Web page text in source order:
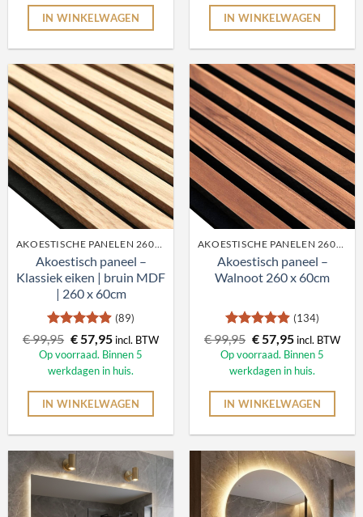
IN WINKELWAGEN IN WINKELWAGEN
AKOESTISCHE PANELEN 260CM
Akoestisch paneel –
Klassiek eiken | bruin MDF
| 260 x 60cm
Gewaardeerd
4.94
uit 5
(89)
€99,95 Oorspronkelijke
prijs
was:
€ 99,95.
€57,95Huidige
prijs
is:
€ 57,95.
incl. BTW
Op voorraad. Binnen 5
werkdagen in huis.
IN WINKELWAGEN
AKOESTISCHE PANELEN 260CM
Akoestisch paneel –
Walnoot 260 x 60cm
Gewaardeerd
4.9
(134)
€99,95 Oorspronkelijke
prijs
was:
€ 99,95.
€57,95Huidige
prijs
is:
€ 57,95.
incl. BTW
Op voorraad. Binnen 5
werkdagen in huis.
IN WINKELWAGEN